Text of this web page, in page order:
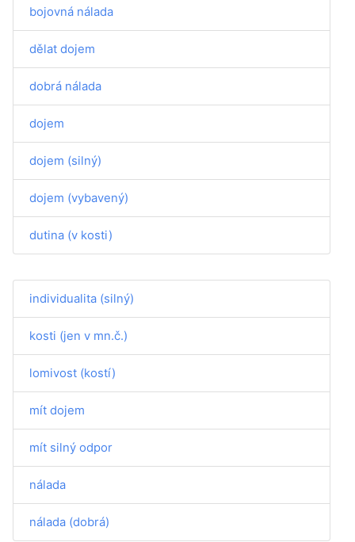
bojovná nálada
dělat dojem
dobrá nálada
dojem
dojem (silný)
dojem (vybavený)
dutina (v kosti)
individualita (silný)
kosti (jen v mn.č.)
lomivost (kostí)
mít dojem
mít silný odpor
nálada
nálada (dobrá)